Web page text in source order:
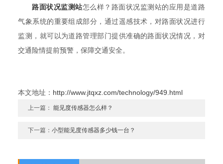
路面状况监测站怎么样？路面状况监测站的应用是道路
气象系统的重要组成部分，通过遥感技术，对路面状况进行
监测，就可以为道路管理部门提供准确的路面状况情况，对
交通险情提前预警，保障交通安全。
本文地址： http://www.jtqxz.com/technology/949.html
上一篇：能见度传感器怎么样？
下一篇：小型能见度传感器多少钱一台？